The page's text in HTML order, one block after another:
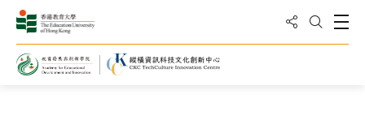
分享到打开搜
打